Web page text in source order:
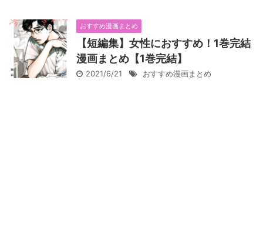
おすすめ漫画まとめ
【短編集】女性におすすめ！1巻完結
漫画まとめ【1巻完結】
2021/6/21 おすすめ漫画まとめ